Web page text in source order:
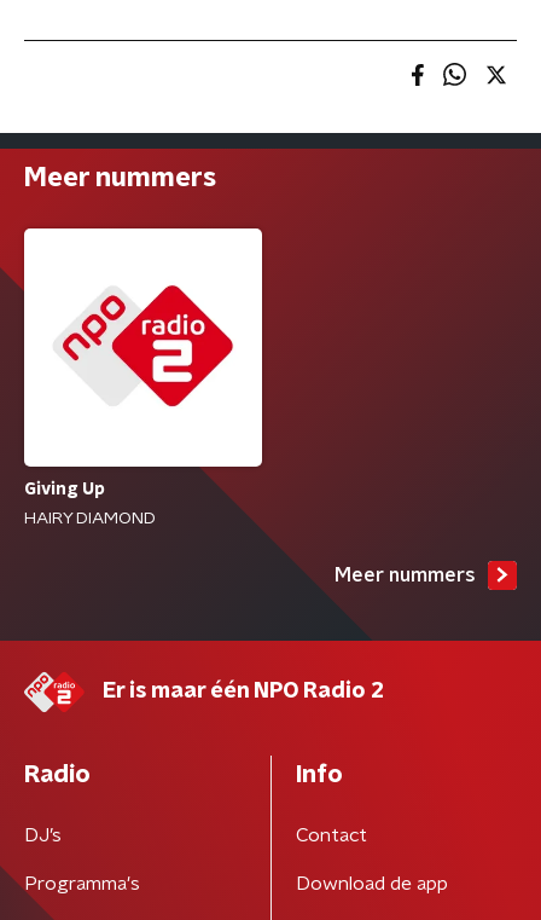
Meer nummers
Giving Up
HAIRY DIAMOND
Meer nummers
Er is maar één NPO Radio 2
Radio
DJ’s
Programma's
Info
Contact
Download de app